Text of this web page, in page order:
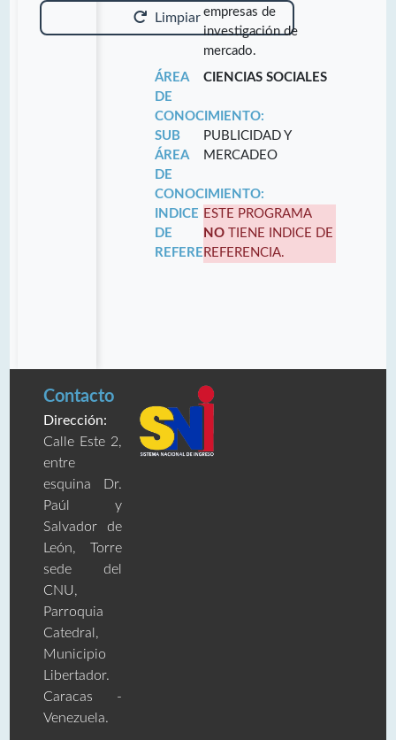
Limpiar empresas de
investigación de
mercado.
ÁREA
DE
CONOCIMIENTO:
CIENCIAS SOCIALES
SUB
ÁREA
DE
CONOCIMIENTO:
PUBLICIDAD Y
MERCADEO
INDICE
DE
REFERENCIA:
ESTE PROGRAMA
NO TIENE INDICE DE
REFERENCIA.
Contacto
Dirección:
Calle Este 2,
entre
esquina Dr.
Paúl y
Salvador de
León, Torre
sede del
CNU,
Parroquia
Catedral,
Municipio
Libertador.
Caracas -
Venezuela.